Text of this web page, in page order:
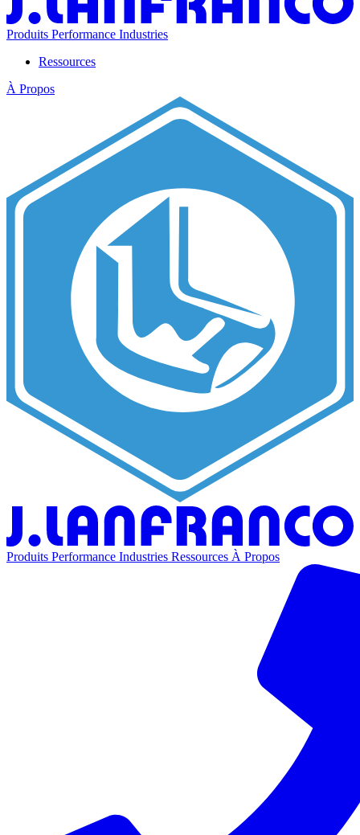
Produits Performance Industries
Ressources
À Propos
Produits Performance Industries Ressources À Propos